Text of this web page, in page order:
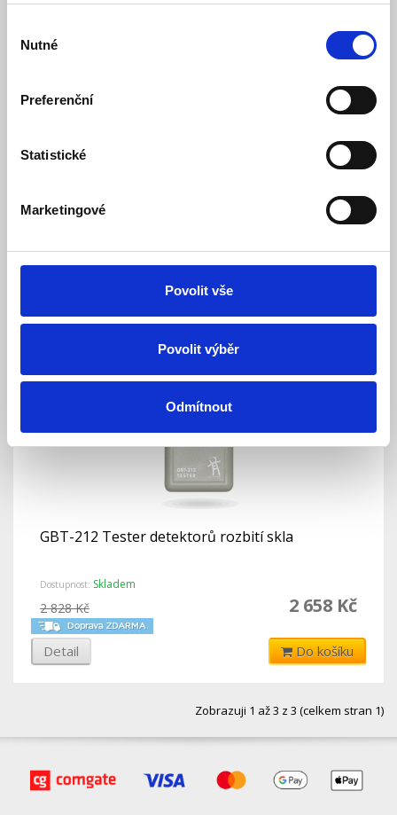
souhlasu
Nutné
Preferenční
Statistické
Marketingové
Povolit vše
Povolit výběr
Odmítnout
SOLO C3 Testovací sprej detektoru plynu CO
GBT-212 Tester detektorů rozbití skla
Dostupnost: Skladem
2 658 Kč
2 828 Kč
Detail Do košíku
Zobrazuji 1 až 3 z 3 (celkem stran 1)